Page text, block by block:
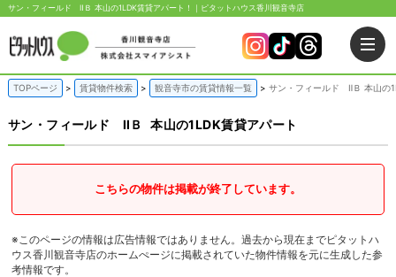
サン・フィールド ⅡＢ 本山の1LDK賃貸アパート！｜ピタットハウス香川観音寺店
TOPページ 賃貸物件検索 観音寺市の賃貸情報一覧 サン・フィールド ⅡＢ 本山の
サン・フィールド ⅡＢ 本山の1LDK賃貸アパート
こちらの物件は掲載が終了しています。
※このページの情報は広告情報ではありません。過去から現在までピタットハ
ウス香川観音寺店のホームぺージに掲載されていた物件情報を元に生成した参
考情報です。